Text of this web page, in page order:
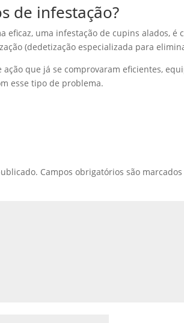
de infestação?
eficaz, uma infestação de cupins alados,
(dedetização especializada para
que já se comprovaram eficientes,
esse tipo de problema.
Campos obrigatórios são